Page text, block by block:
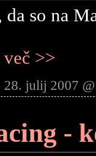
da so na
več >>
28. julij 2007
-